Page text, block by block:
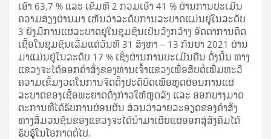
ເອົາ 63,7 % ແລະ ເຂັມທີ 2 ກວມເອົາ 41 % ຜ່ານການປະເມີນ
ຄວາມສ່ຽງຜ່ານມາ ເຫັນວ່າລະດັບການລະບາດແມ່ນຢູ່ໃນລະດັບ
3 ຍັງມີການແຜ່ລະບາດຢູ່ໃນຊຸມຊົນເປັນວົງກວ້າງ ອັດຕາການຕິດ
ເຊື້ອໃນຊຸມຊົນເລີ່ມແຕ່ວັນທີ 31 ສິງຫາ – 13 ກັນຍາ 2021 ຜ່ານ
ມາແມ່ນຢູ່ໃນລະດັບ 17 % ເຊິ່ງຜ່ານການປະເມີນຄືນ ດັ່ງນັ້ນ ທາງ
ແຂວງຈະໄດ້ອອກຄໍາສັ່ງຂອງທ່ານເຈົ້າແຂວງເພື່ອສືບຕໍ່ເພີ່ມທະວີ
ຄວາມເຂັ້ມງວດໃນການຈັດຕັ້ງປະຕິບັດເພື່ອຫຼຸດຜ່ອນການແຜ່
ລະບາດຂອງເຊື້ອພະຍາດດັ່ງກ່າວໃຫ້ຫຼຸດລົງ ແລະ ອອກບາງມາດ
ຕະການທີ່ໄດ້ຮັບການຜ່ອນຜັນ ສ່ວນວ່າລາຍລະອຽດຂອງຄໍາສັ່ງ
ທາງສື່ມວນຊົນຂອງແຂວງຈະໄດ້ນໍາມາເຜີຍແຜ່ອອກສູ່ສັງຄົມໄດ້
ຮັບຮູ້ໃນໂອກາດຕໍ່ໄປ.​